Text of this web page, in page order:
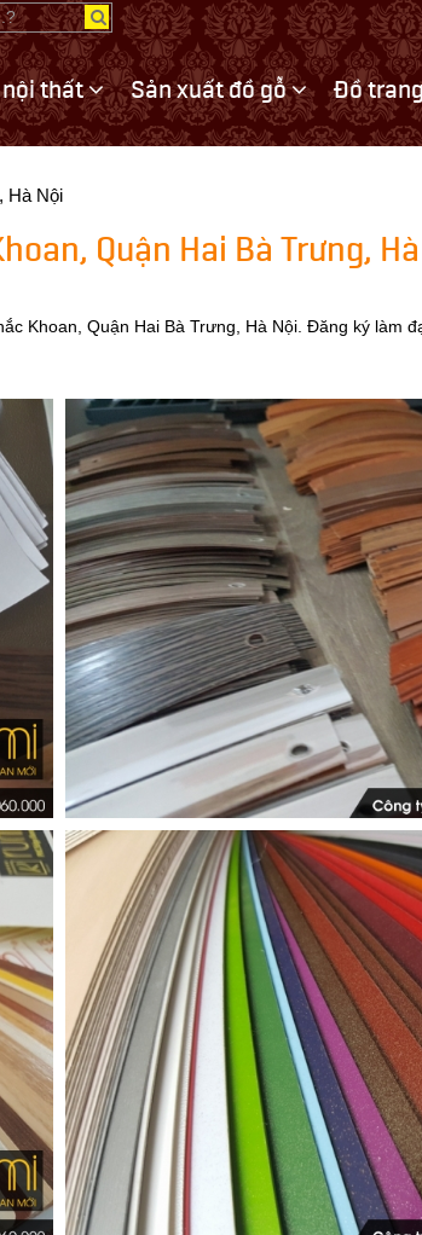
thất Sản xuất đồ gỗ Đồ
Hà Nội
Quận Hai Bà Trưng,
Khoan, Quận Hai Bà Trưng, Hà Nội. Đăng ký làm